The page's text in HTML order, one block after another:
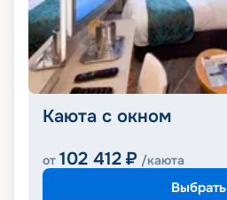
Каюта с окном
от 102 412 ₽ /каюта
Выбрать